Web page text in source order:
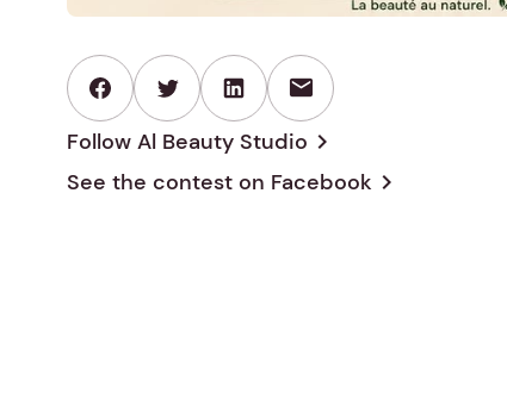
mail
Follow Al Beauty Studio chevron_right
See the contest on Facebook chevron_right